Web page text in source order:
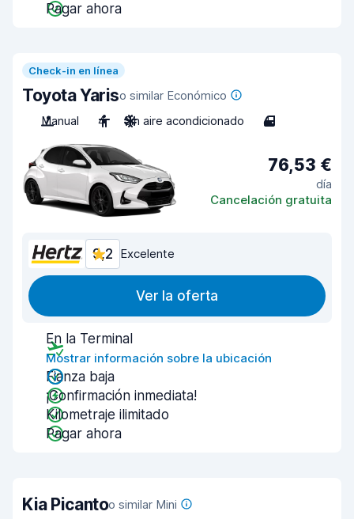
Pagar ahora
Check-in en línea
Toyota Yariso similar Económico
Manual
4 Sin aire acondicionado 4
76,53 €
día
Cancelación gratuita
9,2 Excelente
Ver la oferta
En la Terminal
Mostrar información sobre la ubicación
Fianza baja
¡Confirmación inmediata!
Kilometraje ilimitado
Pagar ahora
Kia Picantoo similar Mini